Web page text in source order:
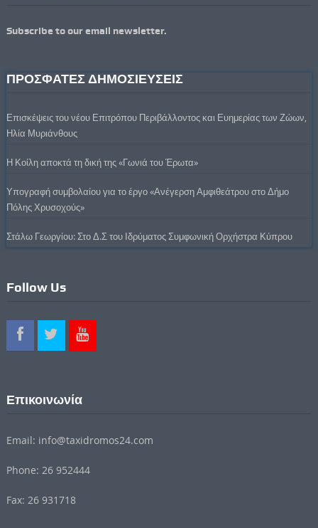
Subscribe to our email newsletter.
ΠΡΟΣΦΑΤΕΣ ΔΗΜΟΣΙΕΥΣΕΙΣ
Επισκέψεις του νέου Επιτρόπου Περιβάλλοντος και Ευημερίας των Ζώων,
Ηλία Μυριάνθους
Η Κοίλη αποκτά τη δική της «Γωνιά του Έρωτα»
Υπογραφή συμβολαίου για το έργο «Ανέγερση Αμφιθεάτρου στο Δήμο
Πόλης Χρυσοχούς»
Στάλω Γεωργίου: Στο Δ.Σ του Ιδρύματος Συμφωνική Ορχήστρα Κύπρου
Follow Us
Επικοινωνία
Email: info@taxidromos24.com
Phone: 26 952444
Fax: 26 931718